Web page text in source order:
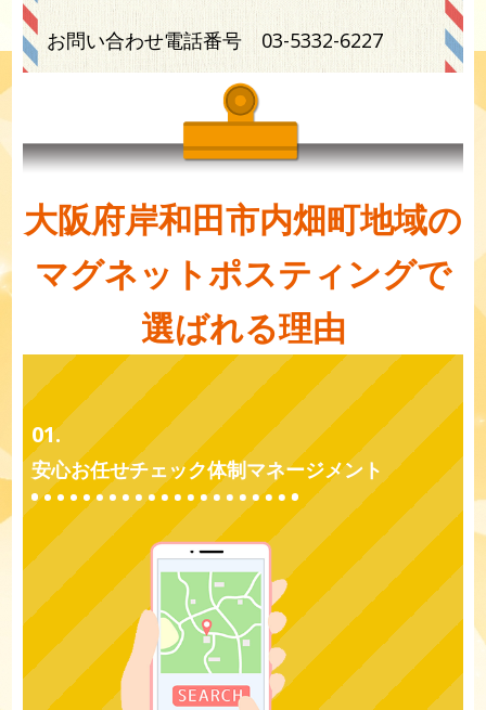
お問い合わせ電話番号 03-5332-6227
大阪府岸和田市内畑町地域の
マグネットポスティングで
選ばれる理由
01.
安心お任せチェック体制マネージメント